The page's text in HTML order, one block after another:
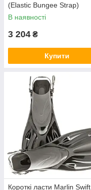
(Elastic Bungee Strap)
В наявності
3 204 ₴
Купити
Короткі ласти Marlin Swift